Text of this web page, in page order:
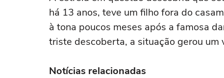
há 13 anos, teve um filho fora do
à tona poucos meses após a famosa
triste descoberta, a situação gerou
Notícias relacionadas